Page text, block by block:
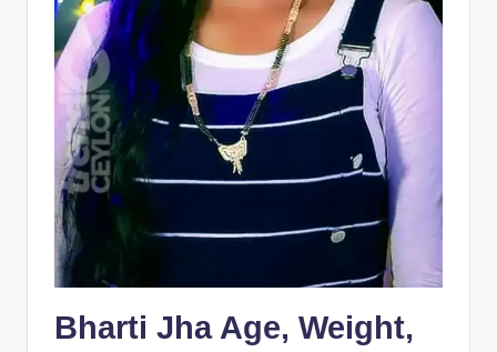
Bharti Jha Age, Weight,